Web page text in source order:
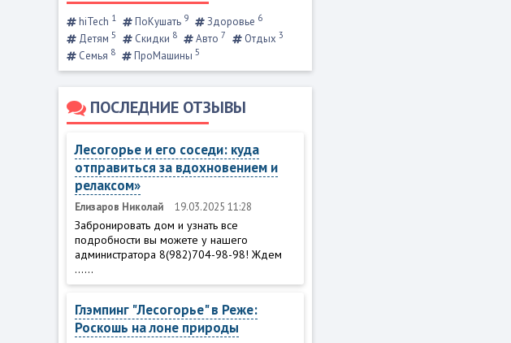
hiTech 1 ПоКушать 9 Здоровье 6
Детям 5 Скидки 8 Авто 7 Отдых 3
Семья 8 ПроМашины 5
ПОСЛЕДНИЕ ОТЗЫВЫ
Лесогорье и его соседи: куда
отправиться за вдохновением и
релаксом»
Елизаров Николай 19.03.2025 11:28
Забронировать дом и узнать все
подробности вы можете у нашего
администратора 8(982)704-98-98! Ждем
......
Глэмпинг "Лесогорье" в Реже:
Роскошь на лоне природы